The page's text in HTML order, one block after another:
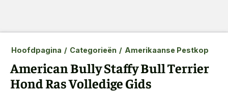
Hoofdpagina / Categorieën / Amerikaanse Pestkop
American Bully Staffy Bull Terrier
Hond Ras Volledige Gids